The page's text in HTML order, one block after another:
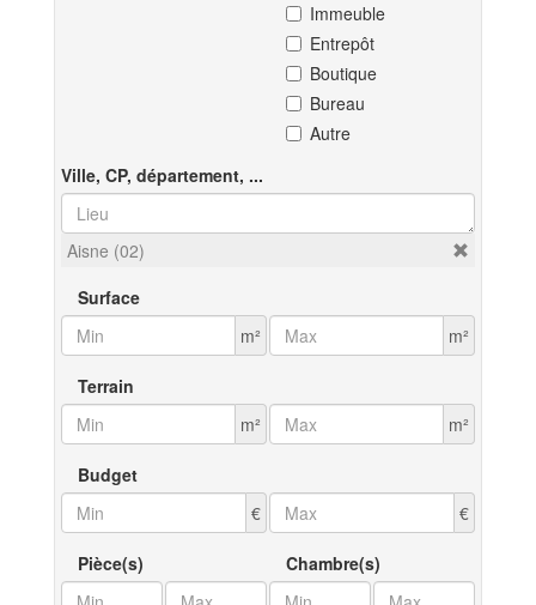
Immeuble
Entrepôt
Boutique
Bureau
Autre
Ville, CP, département, ...
Aisne (02)
Surface
m²
m²
Terrain
m²
m²
Budget
€
€
Pièce(s) Chambre(s)